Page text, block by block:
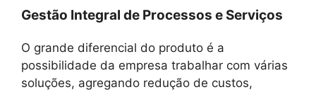
Gestão Integral de Processos e Serviços
O grande diferencial do produto é a
possibilidade da empresa trabalhar com várias
soluções, agregando redução de custos,